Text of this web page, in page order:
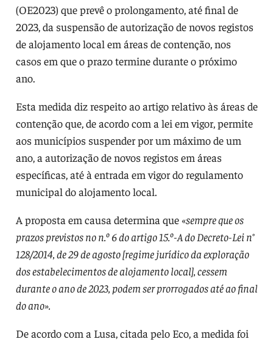
(OE2023) que prevê o prolongamento, até final de
2023, da suspensão de autorização de novos registos
de alojamento local em áreas de contenção, nos
casos em que o prazo termine durante o próximo
ano.
Esta medida diz respeito ao artigo relativo às áreas de
contenção que, de acordo com a lei em vigor, permite
aos municípios suspender por um máximo de um
ano, a autorização de novos registos em áreas
específicas, até à entrada em vigor do regulamento
municipal do alojamento local.
A proposta em causa determina que «sempre que os
prazos previstos no n.º 6 do artigo 15.º-A do Decreto-Lei n°
128/2014, de 29 de agosto [regime jurídico da exploração
dos estabelecimentos de alojamento local], cessem
durante o ano de 2023, podem ser prorrogados até ao final
do ano».
De acordo com a Lusa, citada pelo Eco, a medida foi